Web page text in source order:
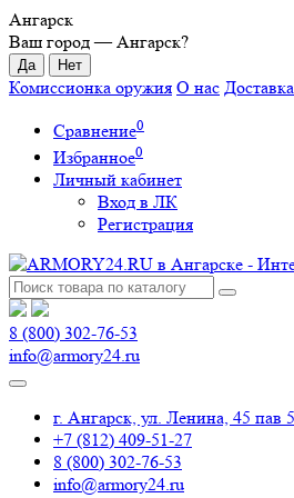
Ангарск
Ваш город —Ангарск?
Комиссионка оружия О нас
Сравнение0
Избранное0
Личный кабинет
Вход в ЛК
Регистрация
8 (800) 302-76-53
info@armory24.ru
г. Ангарск, ул. Ленина, 45
+7 (812) 409-51-27
8 (800) 302-76-53
info@armory24.ru